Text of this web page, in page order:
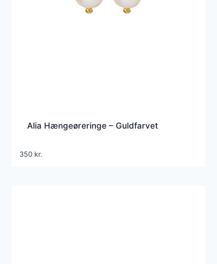
Alia Hængeøreringe – Guldfarvet
350 kr.